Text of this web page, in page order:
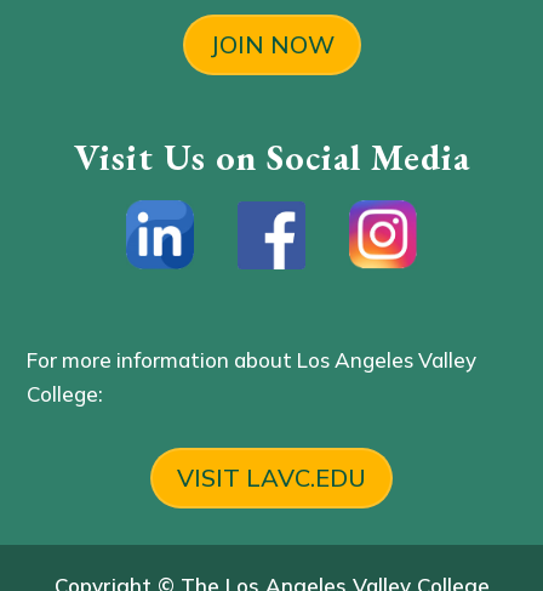
JOIN NOW
Visit Us on Social Media
For more information about Los Angeles Valley
College:
VISIT LAVC.EDU
Copyright © The Los Angeles Valley College